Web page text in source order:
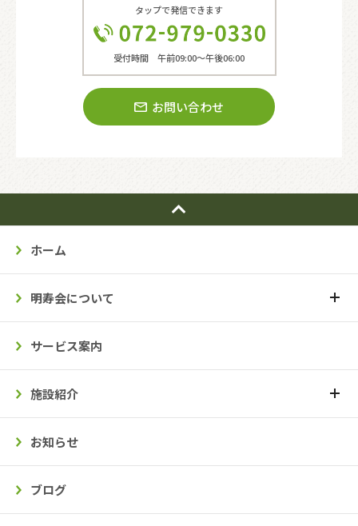
タップで発信できます
受付時間 午前09:00〜午後06:00
お問い合わせ
ホーム
明寿会について
サービス案内
施設紹介
お知らせ
ブログ